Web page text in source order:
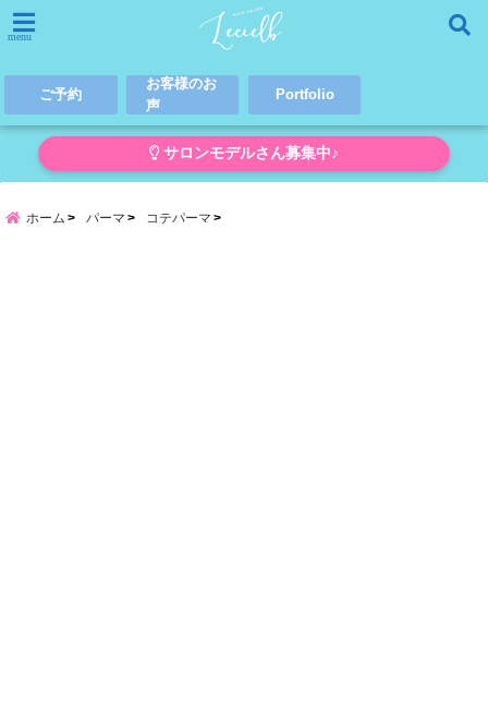
menu
ご予約
お客様のお
声
Portfolio
サロンモデルさん募集中♪
ホーム パーマ コテパーマ